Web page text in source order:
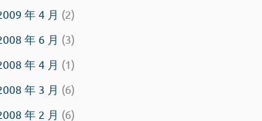
年 4 月 (2)
年 6 月 (3)
年 4 月 (1)
年 3 月 (6)
年 2 月 (6)